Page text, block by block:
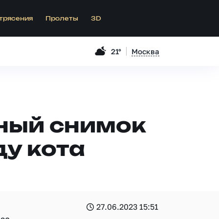
Пролеты 3D
21° Москва
снимок
кота
27.06.2023 15:51